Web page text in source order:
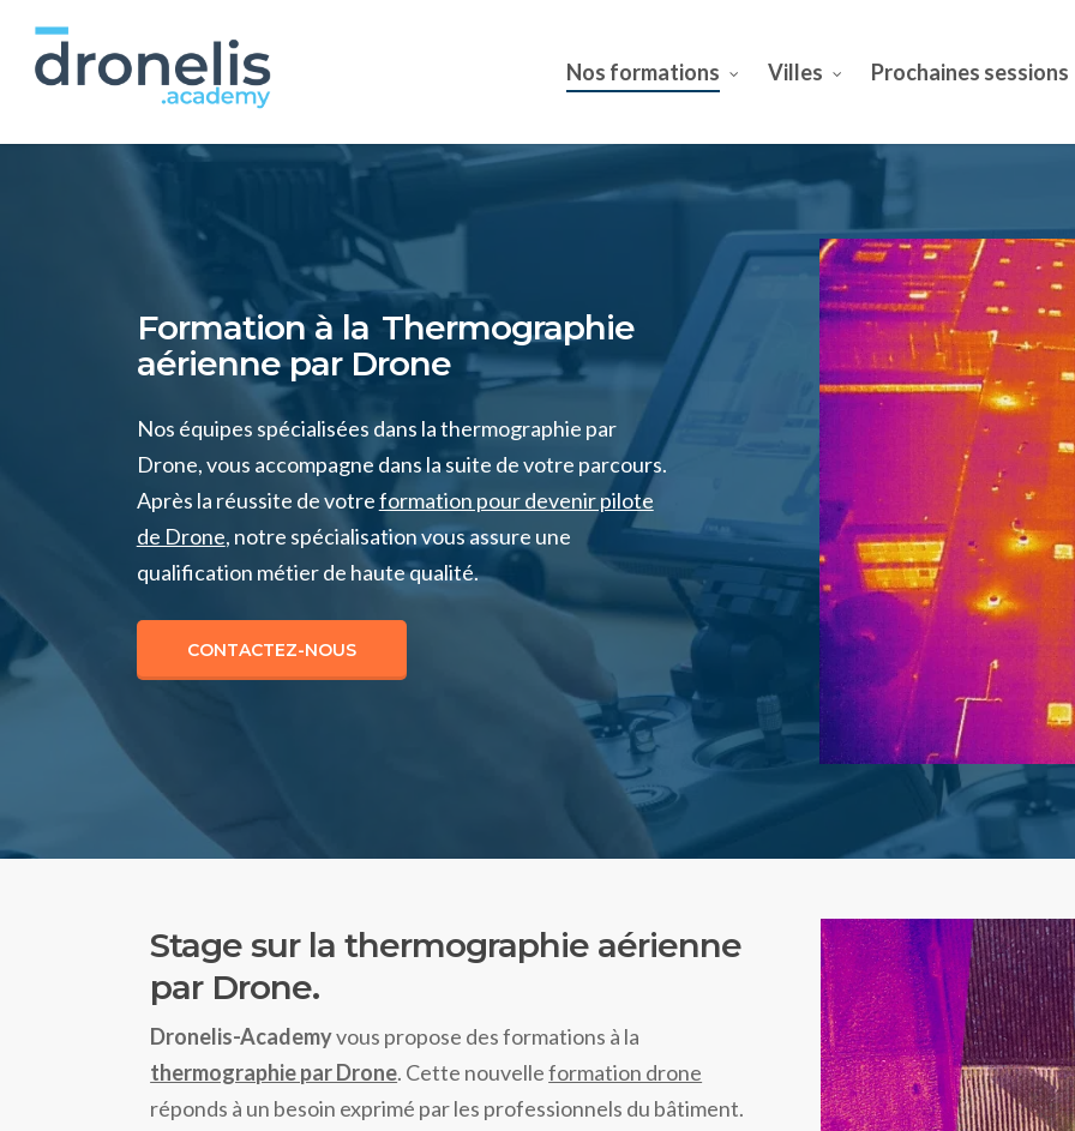
contenu
Nos formations Villes Prochaines sessions
Formation à la Thermographie
aérienne par Drone
Nos équipes spécialisées dans la thermographie par
Drone, vous accompagne dans la suite de votre parcours.
Après la réussite de votreformation pour devenir pilote
de Drone, notre spécialisation vous assure une
qualification métier de haute qualité.
CONTACTEZ-NOUS
Stage sur la thermographie aérienne
par Drone.
Dronelis-Academyvous propose des formations à la
thermographie par Drone. Cette nouvelleformation drone
réponds à un besoin exprimé par les professionnels du bâtiment.